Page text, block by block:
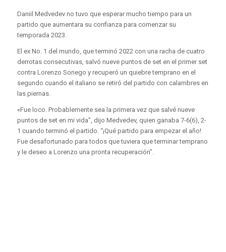
Daniil Medvedev no tuvo que esperar mucho tiempo para un
partido que aumentara su confianza para comenzar su
temporada 2023.
El ex No. 1 del mundo, que terminó 2022 con una racha de cuatro
derrotas consecutivas, salvó nueve puntos de set en el primer set
contra Lorenzo Sonego y recuperó un quiebre temprano en el
segundo cuando el italiano se retiró del partido con calambres en
las piernas.
«Fue loco. Probablemente sea la primera vez que salvé nueve
puntos de set en mi vida”, dijo Medvedev, quien ganaba 7-6(6), 2-
1 cuando terminó el partido. “¡Qué partido para empezar el año!
Fue desafortunado para todos que tuviera que terminar temprano
y le deseo a Lorenzo una pronta recuperación”.